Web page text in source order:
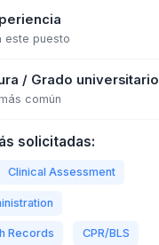
este puesto
/ Grado universitario
común
solicitadas:
Clinical Assessment
Records CPR/BLS